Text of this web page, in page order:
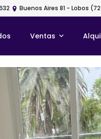
Buenos Aires 81 - Lobos
Ventas